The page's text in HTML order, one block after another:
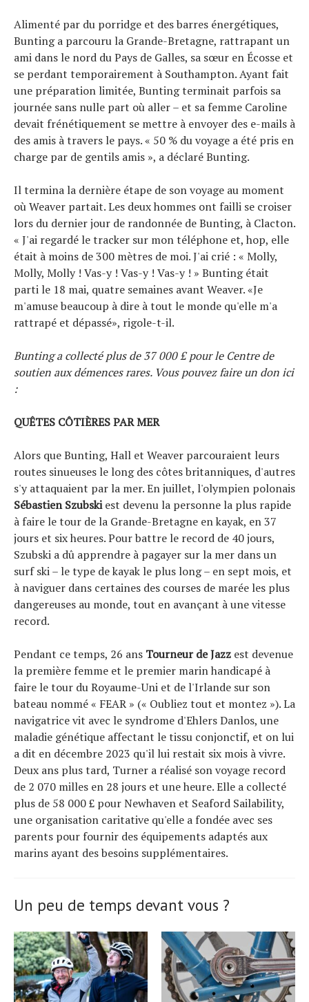
Alimenté par du porridge et des barres énergétiques,
Bunting a parcouru la Grande-Bretagne, rattrapant un
ami dans le nord du Pays de Galles, sa sœur en Écosse et
se perdant temporairement à Southampton. Ayant fait
une préparation limitée, Bunting terminait parfois sa
journée sans nulle part où aller – et sa femme Caroline
devait frénétiquement se mettre à envoyer des e-mails à
des amis à travers le pays. « 50 % du voyage a été pris en
charge par de gentils amis », a déclaré Bunting.
Il termina la dernière étape de son voyage au moment
où Weaver partait. Les deux hommes ont failli se croiser
lors du dernier jour de randonnée de Bunting, à Clacton.
« J'ai regardé le tracker sur mon téléphone et, hop, elle
était à moins de 300 mètres de moi. J'ai crié : « Molly,
Molly, Molly ! Vas-y ! Vas-y ! Vas-y ! » Bunting était
parti le 18 mai, quatre semaines avant Weaver. «Je
m'amuse beaucoup à dire à tout le monde qu'elle m'a
rattrapé et dépassé», rigole-t-il.
Bunting a collecté plus de 37 000 £ pour le Centre de
soutien aux démences rares. Vous pouvez faire un don ici
:
QUÊTES CÔTIÈRES PAR MER
Alors que Bunting, Hall et Weaver parcouraient leurs
routes sinueuses le long des côtes britanniques, d'autres
s'y attaquaient par la mer. En juillet, l'olympien polonais
Sébastien Szubskiest devenu la personne la plus rapide
à faire le tour de la Grande-Bretagne en kayak, en 37
jours et six heures. Pour battre le record de 40 jours,
Szubski a dû apprendre à pagayer sur la mer dans un
surf ski – le type de kayak le plus long – en sept mois, et
à naviguer dans certaines des courses de marée les plus
dangereuses au monde, tout en avançant à une vitesse
record.
Pendant ce temps, 26 ans Tourneur de Jazz est devenue
la première femme et le premier marin handicapé à
faire le tour du Royaume-Uni et de l'Irlande sur son
bateau nommé « FEAR » (« Oubliez tout et montez »). La
navigatrice vit avec le syndrome d'Ehlers Danlos, une
maladie génétique affectant le tissu conjonctif, et on lui
a dit en décembre 2023 qu'il lui restait six mois à vivre.
Deux ans plus tard, Turner a réalisé son voyage record
de 2 070 milles en 28 jours et une heure. Elle a collecté
plus de 58 000 £ pour Newhaven et Seaford Sailability,
une organisation caritative qu'elle a fondée avec ses
parents pour fournir des équipements adaptés aux
marins ayant des besoins supplémentaires.
Un peu de temps devant vous ?